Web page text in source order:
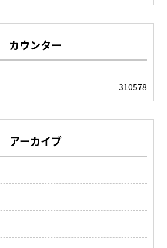
310578
アーカイブ